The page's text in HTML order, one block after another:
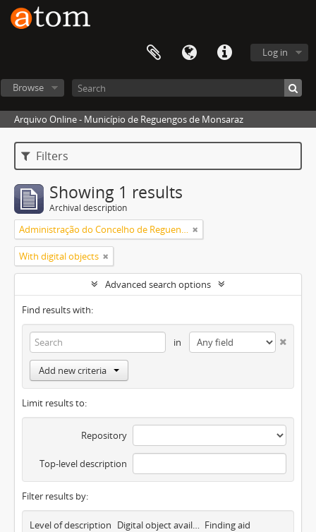
Log in
Browse
Arquivo Online - Município de Reguengos de Monsaraz
Filters
Showing 1 results
Archival description
Administração do Concelho de Reguengos
With digital objects
Advanced search options
Find results with:
in
Add new criteria
Limit results to:
Repository
Top-level description
Filter results by:
Level of description Digital object available Finding aid